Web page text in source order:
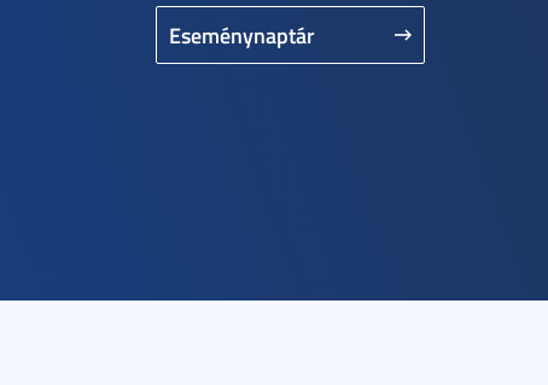
Eseménynaptár